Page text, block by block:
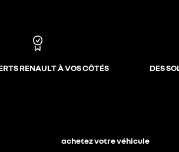
RENAULT À VOS CÔTÉS
DES
achetez votre véhicule